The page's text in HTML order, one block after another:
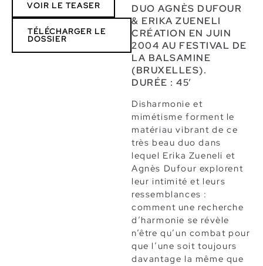
VOIR LE TEASER
TÉLÉCHARGER LE
DOSSIER
DUO AGNÈS DUFOUR
& ERIKA ZUENELI
CRÉATION EN JUIN
2004 AU FESTIVAL DE
LA BALSAMINE
(BRUXELLES).
DURÉE : 45’
Disharmonie et
mimétisme forment le
matériau vibrant de ce
très beau duo dans
lequel Erika Zueneli et
Agnès Dufour explorent
leur intimité et leurs
ressemblances :
comment une recherche
d’harmonie se révèle
n’être qu’un combat pour
que l’une soit toujours
davantage la même que